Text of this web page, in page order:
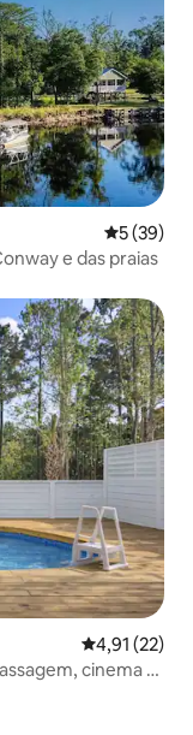
5 de uma
5 (39)
e das praias
4,91 de uma
4,91 (22)
cinema E